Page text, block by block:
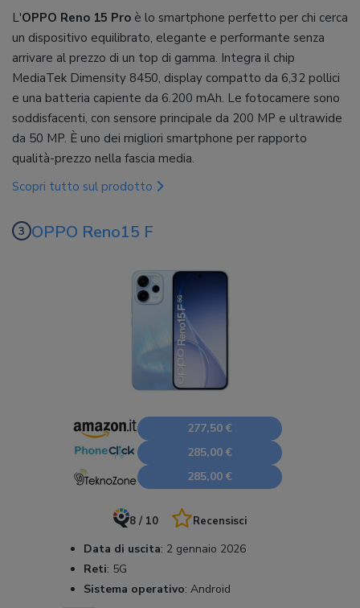
L'OPPO Reno 15 Pro è lo smartphone perfetto per chi cerca
un dispositivo equilibrato, elegante e performante senza
arrivare al prezzo di un top di gamma. Integra il chip
MediaTek Dimensity 8450, display compatto da 6,32 pollici
e una batteria capiente da 6.200 mAh. Le fotocamere sono
soddisfacenti, con sensore principale da 200 MP e ultrawide
da 50 MP. È uno dei migliori smartphone per rapporto
qualità-prezzo nella fascia media.
Scopri tutto sul prodotto
OPPO Reno15 F
277,50 €
285,00 €
285,00 €
8 / 10 Recensisci
Data di uscita: 2 gennaio 2026
Reti: 5G
Sistema operativo: Android